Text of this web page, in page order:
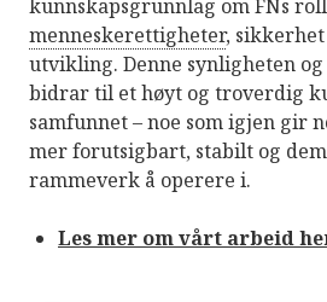
kunnskapsgrunnlag om FNs
menneskerettigheter,
utvikling. Denne synligheten
bidrar til et høyt og troverdig
samfunnet – noe som igjen gir
mer forutsigbart, stabilt og
rammeverk å operere i.
Les mer om vårt arbeid